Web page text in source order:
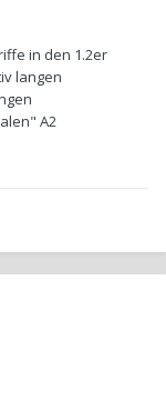
in den 1.2er
langen
A2